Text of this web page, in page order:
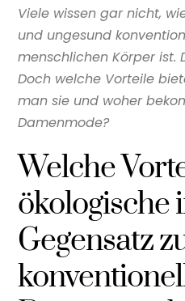
Viele wissen gar nicht,
und ungesund
menschlichen Körper ist.
Doch welche Vorteile
man sie und woher
Damenmode?
Welche
ökologische
Gegensatz